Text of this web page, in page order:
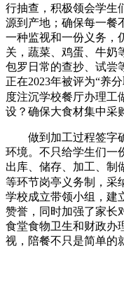
行抽查，积极领会学生
源到产地；确保每一餐
一种监视和一份义务，
关，蔬菜、鸡蛋、牛奶
包罗日常的查抄、试尝
正在2023年被评为“养
度注沉学校餐厅办理工
设？确保大食材集中采
做到加工过程签字确
环境。不只给学生们一
出库、储存、加工、制
等环节岗亭义务制，采
学校成立带领小组，建
赞誉，同时加强了家长
食堂食物卫生和财政办
视，陪餐不只是简单的